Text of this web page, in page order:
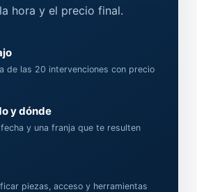
hora y el precio final.
de las 20 intervenciones con precio
y dónde
fecha y una franja que te resulten
piezas, acceso y herramientas